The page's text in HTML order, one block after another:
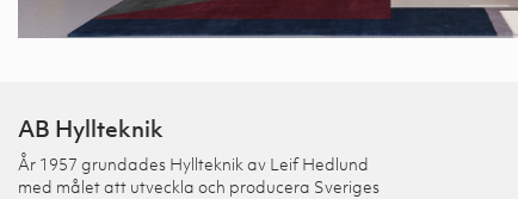
AB Hyllteknik
År 1957 grundades Hyllteknik av Leif Hedlund
med målet att utveckla och producera Sveriges